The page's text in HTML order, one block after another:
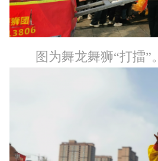
图为舞龙舞狮“打擂”。